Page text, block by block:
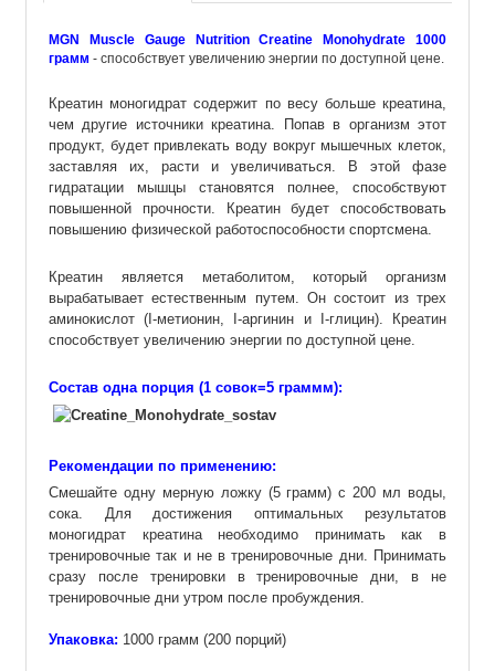
MGN Muscle Gauge Nutrition Creatine Monohydrate 1000
грамм - способствует увеличению энергии по доступной цене.
Креатин моногидрат содержит по весу больше креатина,
чем другие источники креатина. Попав в организм этот
продукт, будет привлекать воду вокруг мышечных клеток,
заставляя их, расти и увеличиваться. В этой фазе
гидратации мышцы становятся полнее, способствуют
повышенной прочности. Креатин будет способствовать
повышению физической работоспособности спортсмена.
Креатин является метаболитом, который организм
вырабатывает естественным путем. Он состоит из трех
аминокислот (I-метионин, I-аргинин и I-глицин). Креатин
способствует увеличению энергии по доступной цене.
Состав одна порция (1 совок=5 граммм):
Рекомендации по применению:
Смешайте одну мерную ложку (5 грамм) с 200 мл воды,
сока. Для достижения оптимальных результатов
моногидрат креатина необходимо принимать как в
тренировочные так и не в тренировочные дни. Принимать
сразу после тренировки в тренировочные дни, в не
тренировочные дни утром после пробуждения.
Упаковка: 1000 грамм (200 порций)